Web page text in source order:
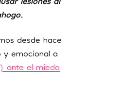
desde hace
emocional a
ante el miedo